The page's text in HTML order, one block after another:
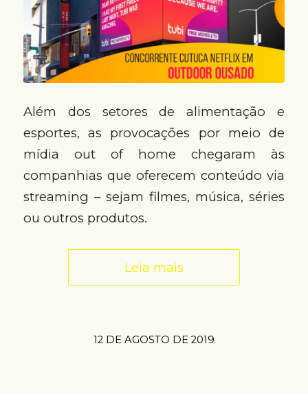
Além dos setores de alimentação e
esportes, as provocações por meio de
mídia out of home chegaram às
companhias que oferecem conteúdo via
streaming – sejam filmes, música, séries
ou outros produtos.
Leia mais
12 DE AGOSTO DE 2019